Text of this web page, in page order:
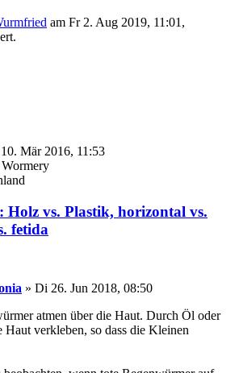
am Fr 2. Aug 2019, 11:01,
Mär 2016, 11:53
Holz vs. Plastik, horizontal vs.
fetida
» Di 26. Jun 2018, 08:50
atmen über die Haut. Durch Öl oder
Haut verkleben, so dass die Kleinen